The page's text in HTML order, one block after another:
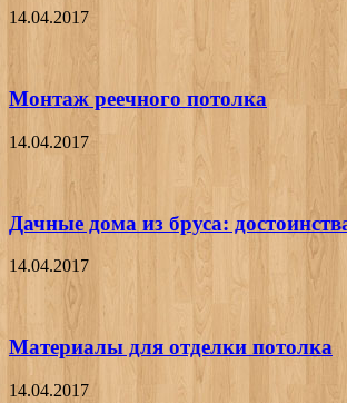
14.04.2017
Монтаж реечного потолка
14.04.2017
Дачные дома из бруса:
14.04.2017
Материалы для отделки потолка
14.04.2017